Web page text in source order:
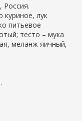
Россия.
куриное, лук
питьевое
тесто – мука
меланж яичный,